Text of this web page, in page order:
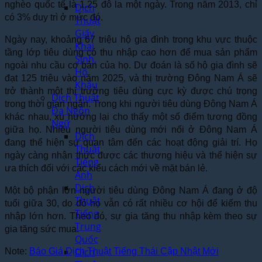
Dịch
Thuật
Giấy
Khai
Sinh,
Hộ
Khẩu
Dịch Thuật
Đa Ngôn
Ngữ
Dịch
Thuật
Tiếng
Anh
Dịch
Thuật
Tiếng
Trung
Quốc
Dịch
nghèo quốc tế là 1.25 đô la một ngày. Trong năm 2013, chỉ
có 3% duy trì ở mức đó.
Ngày nay, khoảng 67 triệu hộ gia đình trong khu vực thuộc
tầng lớp tiêu dùng có thu nhập cao hơn để mua sản phẩm
ngoài nhu cầu cơ bản của họ. Dự đoán là số hộ gia đình sẽ
đạt 125 triệu vào năm 2025, và thị trường Đông Nam Á sẽ
trở thành một thị trường tiêu dùng cực kỳ được chú trọng
trong thời gian ngắn. Trong khi người tiêu dùng Đông Nam Á
khác nhau, xu hướng lại cho thấy một số điểm tương đồng
giữa họ. Nhiều người tiêu dùng mới nổi ở Đông Nam Á
đang thể hiện sự quan tâm đến các hoạt động giải trí. Họ
ngày càng nhận thức được các thương hiệu và thể hiện sự
ưa thích đối với các kiểu cách mới về mặt bán lẻ.
Một bộ phận lớn người tiêu dùng Đông Nam Á đang ở độ
tuổi giữa 30, do đó họ vẫn có rất nhiều cơ hội để kiếm thu
nhập lớn hơn. Theo đó, sự gia tăng thu nhập kèm theo sự
gia tăng sức mua.
Note: Báo Giá Dịch Thuật Tiếng Thái Cập Nhật Mới